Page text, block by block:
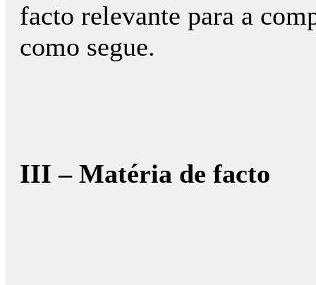
facto relevante para a
como segue.
III – Matéria de facto